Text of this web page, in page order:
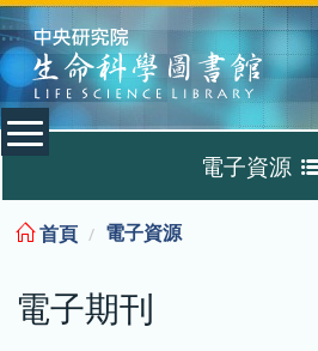
:::
電子資源
首頁 電子資源
電子期刊